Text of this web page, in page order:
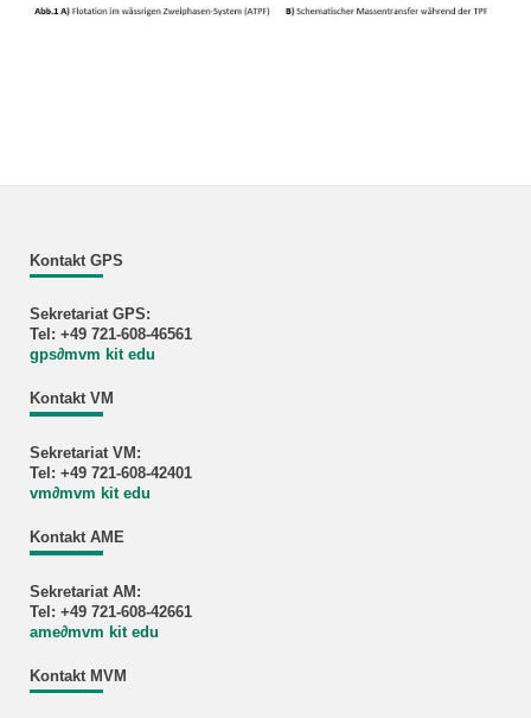
Kontakt GPS
Sekretariat GPS:
Tel: +49 721-608-46561
gps∂mvm kit edu
Kontakt VM
Sekretariat VM:
Tel: +49 721-608-42401
vm∂mvm kit edu
Kontakt AME
Sekretariat AM:
Tel: +49 721-608-42661
ame∂mvm kit edu
Kontakt MVM